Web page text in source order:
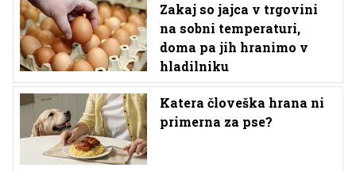
Zakaj so jajca v trgovini
na sobni temperaturi,
doma pa jih hranimo v
hladilniku
Katera človeška hrana ni
primerna za pse?